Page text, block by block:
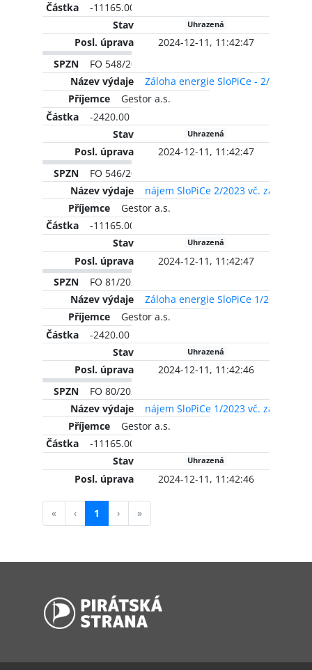
-11165.00 CZK
Uhrazená
2024-12-11, 11:42:47
FO 548/2023
Záloha energie SloPiCe - 2/2022
Gestor a.s.
-2420.00 CZK
Uhrazená
2024-12-11, 11:42:47
FO 546/2023
nájem SloPiCe 2/2023 vč. zálohy na
Gestor a.s.
-11165.00 CZK
Uhrazená
2024-12-11, 11:42:47
FO 81/2023
Záloha energie SloPiCe 1/2023
Gestor a.s.
-2420.00 CZK
Uhrazená
2024-12-11, 11:42:46
FO 80/2023
nájem SloPiCe 1/2023 vč. zálohy na
Gestor a.s.
-11165.00 CZK
Uhrazená
2024-12-11, 11:42:46
« ‹ 1 › »